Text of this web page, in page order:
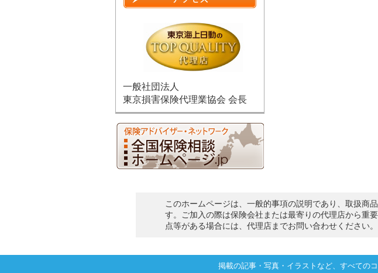
一般社団法人
東京損害保険代理業協会 会長
このホームページは、一般的事項の説明であり、取扱商
す。ご加入の際は保険会社または最寄りの代理店から重
点等がある場合には、代理店までお問い合わせください。
掲載の記事・写真・イラストなど、すべての